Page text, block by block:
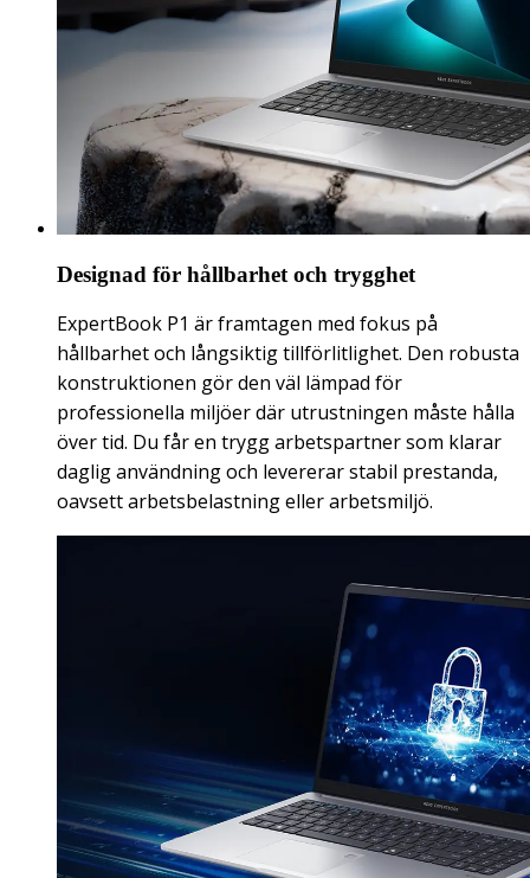
Designad för hållbarhet och trygghet
ExpertBook P1 är framtagen med fokus på
hållbarhet och långsiktig tillförlitlighet. Den robusta
konstruktionen gör den väl lämpad för
professionella miljöer där utrustningen måste hålla
över tid. Du får en trygg arbetspartner som klarar
daglig användning och levererar stabil prestanda,
oavsett arbetsbelastning eller arbetsmiljö.